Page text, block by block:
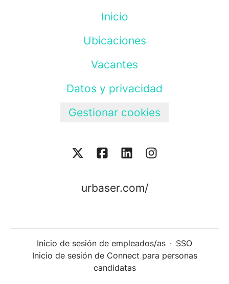
Inicio
Ubicaciones
Vacantes
Datos y privacidad
Gestionar cookies
urbaser.com/
Inicio de sesión de empleados/as · SSO
Inicio de sesión de Connect para personas
candidatas